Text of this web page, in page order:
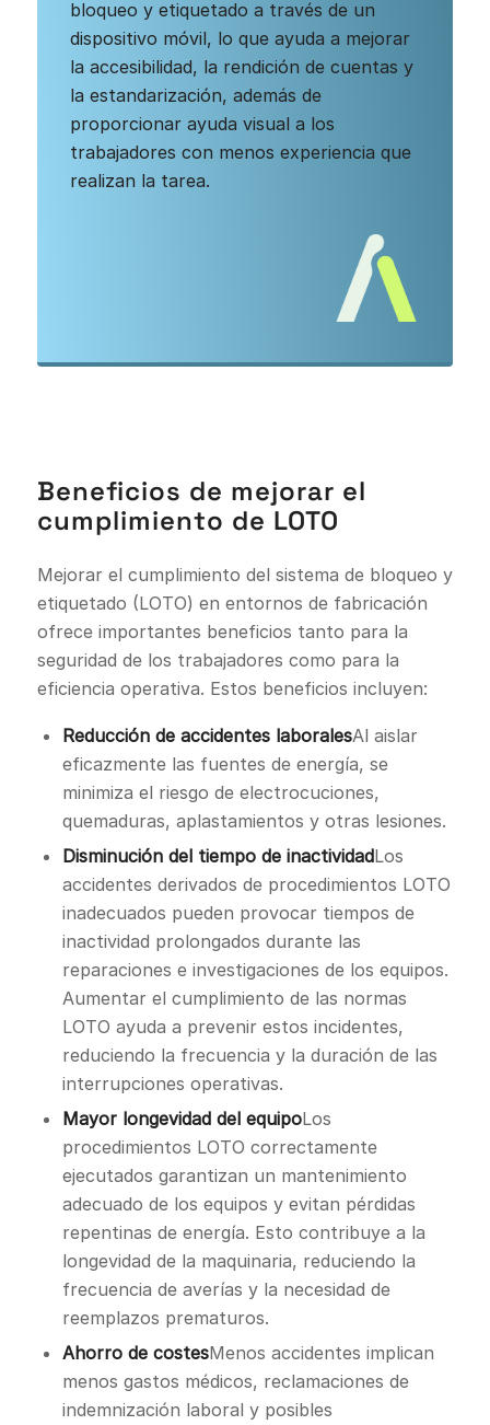
bloqueo y etiquetado a través de un
dispositivo móvil, lo que ayuda a mejorar
la accesibilidad, la rendición de cuentas y
la estandarización, además de
proporcionar ayuda visual a los
trabajadores con menos experiencia que
realizan la tarea.
Beneficios de mejorar el
cumplimiento de LOTO
Mejorar el cumplimiento del sistema de bloqueo y
etiquetado (LOTO) en entornos de fabricación
ofrece importantes beneficios tanto para la
seguridad de los trabajadores como para la
eficiencia operativa. Estos beneficios incluyen:
Reducción de accidentes laboralesAl aislar
eficazmente las fuentes de energía, se
minimiza el riesgo de electrocuciones,
quemaduras, aplastamientos y otras lesiones.
Disminución del tiempo de inactividadLos
accidentes derivados de procedimientos LOTO
inadecuados pueden provocar tiempos de
inactividad prolongados durante las
reparaciones e investigaciones de los equipos.
Aumentar el cumplimiento de las normas
LOTO ayuda a prevenir estos incidentes,
reduciendo la frecuencia y la duración de las
interrupciones operativas.
Mayor longevidad del equipoLos
procedimientos LOTO correctamente
ejecutados garantizan un mantenimiento
adecuado de los equipos y evitan pérdidas
repentinas de energía. Esto contribuye a la
longevidad de la maquinaria, reduciendo la
frecuencia de averías y la necesidad de
reemplazos prematuros.
Ahorro de costesMenos accidentes implican
menos gastos médicos, reclamaciones de
indemnización laboral y posibles